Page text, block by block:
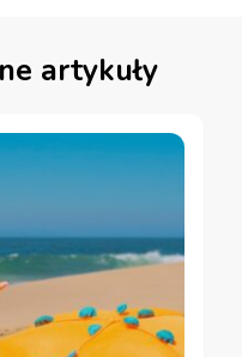
artykuły